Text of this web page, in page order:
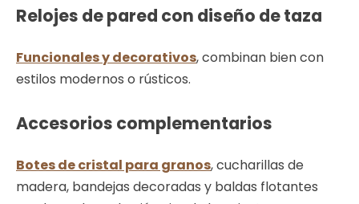
Relojes de pared con diseño de taza
Funcionales y decorativos, combinan bien con
estilos modernos o rústicos.
Accesorios complementarios
Botes de cristal para granos, cucharillas de
madera, bandejas decoradas y baldas flotantes